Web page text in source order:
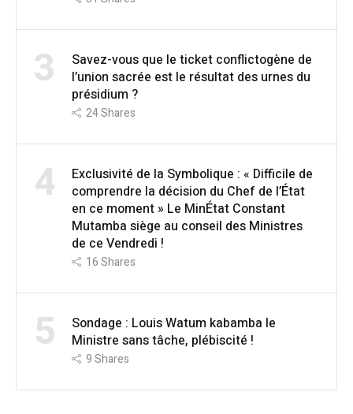
3
Savez-vous que le ticket conflictogène de
l’union sacrée est le résultat des urnes du
présidium ?
24Shares
4
Exclusivité de la Symbolique : « Difficile de
comprendre la décision du Chef de l’État
en ce moment » Le MinÉtat Constant
Mutamba siège au conseil des Ministres
de ce Vendredi !
16Shares
5
Sondage : Louis Watum kabamba le
Ministre sans tâche, plébiscité !
9Shares